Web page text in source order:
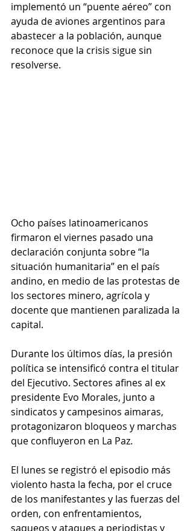
implementó un “puente aéreo” con
ayuda de aviones argentinos para
abastecer a la población, aunque
reconoce que la crisis sigue sin
resolverse.
Ocho países latinoamericanos
firmaron el viernes pasado una
declaración conjunta sobre “la
situación humanitaria” en el país
andino, en medio de las protestas de
los sectores minero, agrícola y
docente que mantienen paralizada la
capital.
Durante los últimos días, la presión
política se intensificó contra el titular
del Ejecutivo. Sectores afines al ex
presidente Evo Morales, junto a
sindicatos y campesinos aimaras,
protagonizaron bloqueos y marchas
que confluyeron en La Paz.
El lunes se registró el episodio más
violento hasta la fecha, por el cruce
de los manifestantes y las fuerzas del
orden, con enfrentamientos,
saqueos y ataques a periodistas y